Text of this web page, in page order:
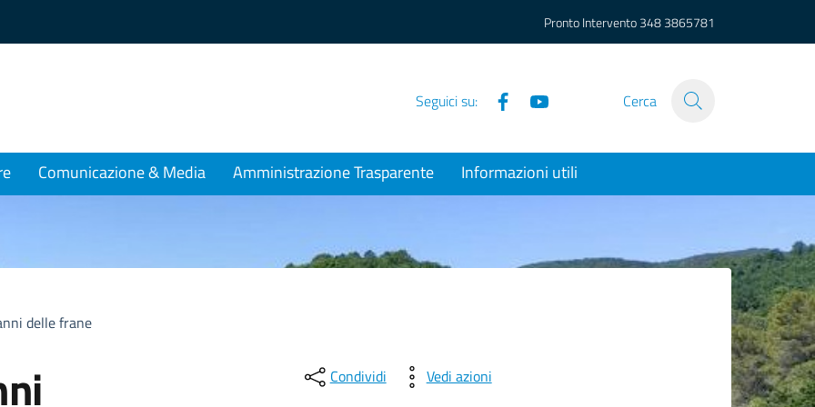
Pronto Intervento348 3865781
Seguici su: Facebook Cerca
Comunicazione & Media Amministrazione Trasparente Informazioni utili
delle frane
Condividi Vedi azioni